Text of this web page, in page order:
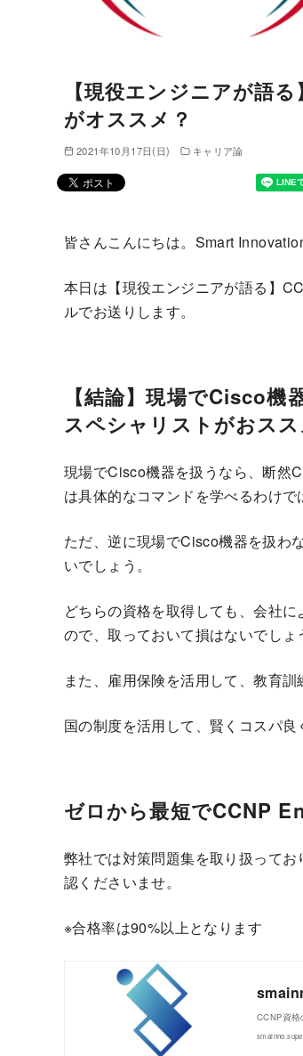
【現役エンジニアが語
がオススメ？
2021年10月17日(日) キャリア論
皆さんこんにちは。Smart
本日は【現役エンジニアが語る】
ルでお送りします。
【結論】現場でCisco
スペシャリストがおスス
現場でCisco機器を扱うなら、断然
は具体的なコマンドを学べるわけで
ただ、逆に現場でCisco機器を扱わ
いでしょう。
どちらの資格を取得しても、会社
ので、取っておいて損はないでしょ
また、雇用保険を活用して、教育
国の制度を活用して、賢くコスパ良
ゼロから最短でCCNP
弊社では対策問題集を取り扱って
認くださいませ。
※合格率は90%以上となります
CCNP資格